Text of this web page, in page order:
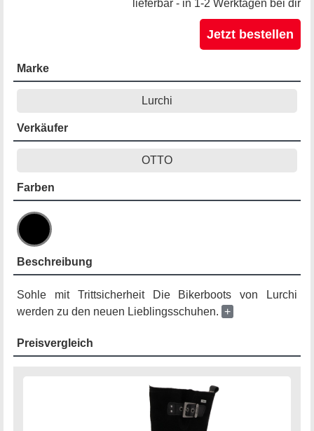
lieferbar - in 1-2 Werktagen bei dir
Jetzt bestellen
Marke
Lurchi
Verkäufer
OTTO
Farben
Beschreibung
Sohle mit Trittsicherheit Die Bikerboots von Lurchi
werden zu den neuen Lieblingsschuhen. +
Preisvergleich